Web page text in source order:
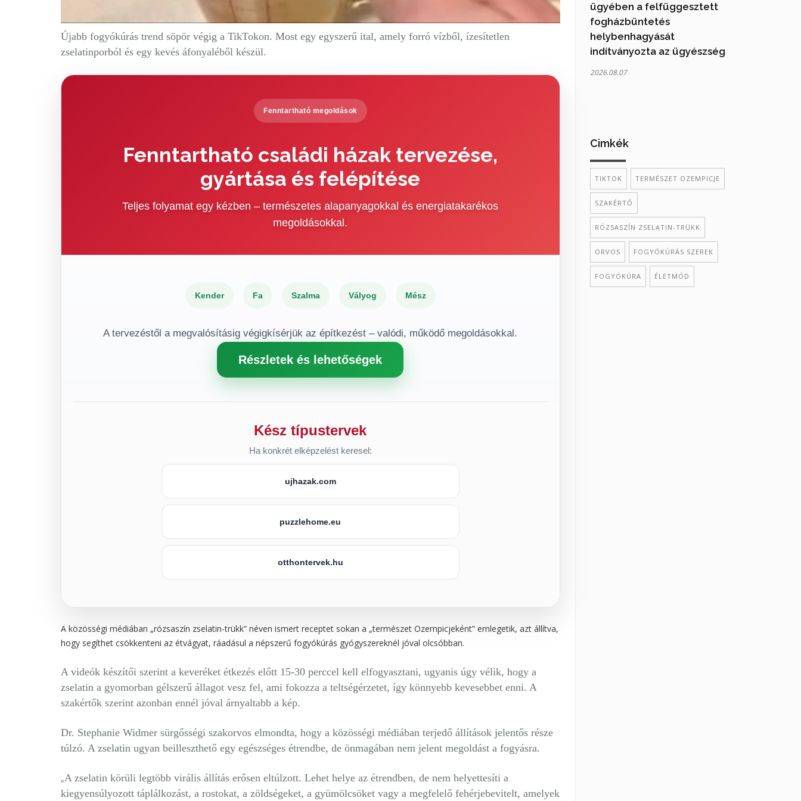
Újabb fogyókúrás trend söpör végig a TikTokon. Most egy egyszerű ital, amely forró vízből, ízesítetlen
zselatinporból és egy kevés áfonyaléből készül.
Fenntartható megoldások
Fenntartható családi házak tervezése,
gyártása és felépítése
Teljes folyamat egy kézben – természetes alapanyagokkal és energiatakarékos
megoldásokkal.
Kender Fa Szalma Vályog Mész
A tervezéstől a megvalósításig végigkísérjük az építkezést – valódi, működő megoldásokkal.
Részletek és lehetőségek
Kész típustervek
Ha konkrét elképzelést keresel:
ujhazak.com
puzzlehome.eu
otthontervek.hu
A közösségi médiában „rózsaszín zselatin-trükk” néven ismert receptet sokan a „természet Ozempicjeként” emlegetik, azt állítva,
hogy segíthet csökkenteni az étvágyat, ráadásul a népszerű fogyókúrás gyógyszereknél jóval olcsóbban.
A videók készítői szerint a keveréket étkezés előtt 15-30 perccel kell elfogyasztani, ugyanis úgy vélik, hogy a
zselatin a gyomorban gélszerű állagot vesz fel, ami fokozza a teltségérzetet, így könnyebb kevesebbet enni. A
szakértők szerint azonban ennél jóval árnyaltabb a kép.
Dr. Stephanie Widmer sürgősségi szakorvos elmondta, hogy a közösségi médiában terjedő állítások jelentős része
túlzó. A zselatin ugyan beilleszthető egy egészséges étrendbe, de önmagában nem jelent megoldást a fogyásra.
„A zselatin körüli legtöbb virális állítás erősen eltúlzott. Lehet helye az étrendben, de nem helyettesíti a
kiegyensúlyozott táplálkozást, a rostokat, a zöldségeket, a gyümölcsöket vagy a megfelelő fehérjebevitelt, amelyek
ügyében a felfüggesztett
fogházbüntetés
helybenhagyását
indítványozta az ügyészség
2026.08.07
Cimkék
TIKTOK TERMÉSZET OZEMPICJE
SZAKÉRTŐ
RÓZSASZÍN ZSELATIN-TRÜKK
ORVOS FOGYÓKÚRÁS SZEREK
FOGYÓKÚRA ÉLETMÓD